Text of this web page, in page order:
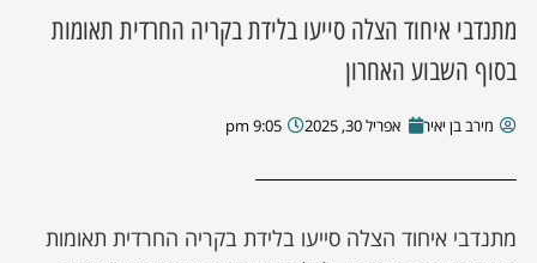
השבוע
מקומית
מתנדבי איחוד הצלה סייעו בלידת בקריה החרדית תאומות
בסוף השבוע האחרון
מירב בן יאיר אפריל 30, 2025 9:05 pm
מתנדבי איחוד הצלה סייעו בלידת בקריה החרדית תאומות